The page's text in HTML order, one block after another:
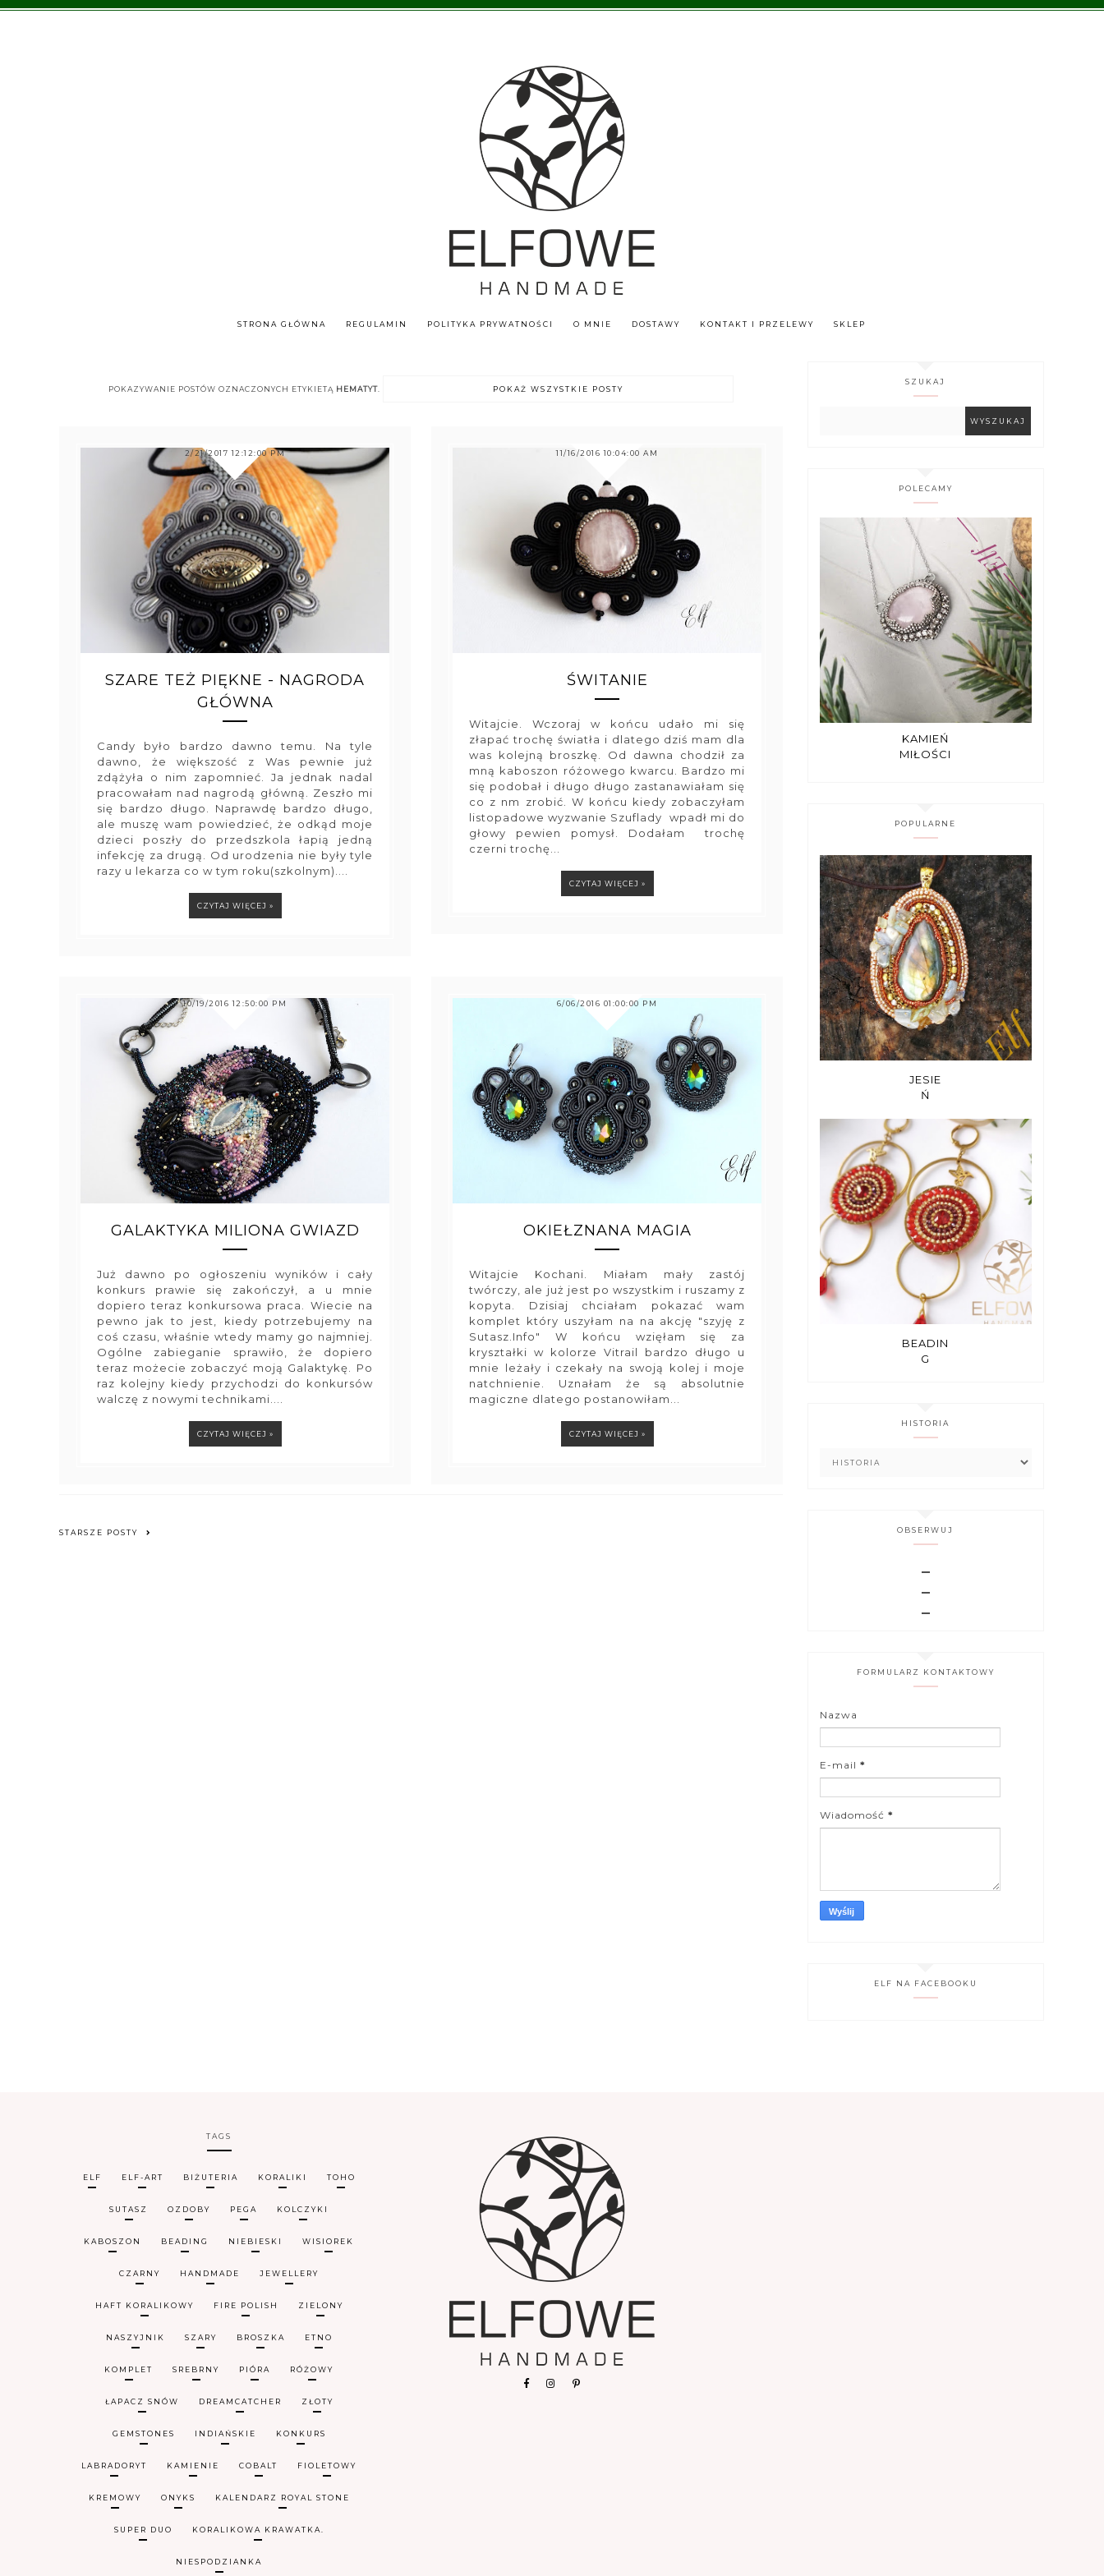
STRONA GŁÓWNA REGULAMIN POLITYKA PRYWATNOŚCI O MNIE DOSTAWY KONTAKT I PRZELEWY SKLEP
POKAZYWANIE POSTÓW OZNACZONYCH ETYKIETĄ HEMATYT. POKAŻ WSZYSTKIE POSTY
2/21/2017 12:12:00 PM
SZARE TEŻ PIĘKNE - NAGRODA
GŁÓWNA
Candy było bardzo dawno temu. Na tyle
dawno, że większość z Was pewnie już
zdążyła o nim zapomnieć. Ja jednak nadal
pracowałam nad nagrodą główną. Zeszło mi
się bardzo długo. Naprawdę bardzo długo,
ale muszę wam powiedzieć, że odkąd moje
dzieci poszły do przedszkola łapią jedną
infekcję za drugą. Od urodzenia nie były tyle
razy u lekarza co w tym roku(szkolnym)....
CZYTAJ WIĘCEJ »
11/16/2016 10:04:00 AM
ŚWITANIE
Witajcie. Wczoraj w końcu udało mi się
złapać trochę światła i dlatego dziś mam dla
was kolejną broszkę. Od dawna chodził za
mną kaboszon różowego kwarcu. Bardzo mi
się podobał i długo długo zastanawiałam się
co z nm zrobić. W końcu kiedy zobaczyłam
listopadowe wyzwanie Szuflady wpadł mi do
głowy pewien pomysł. Dodałam trochę
czerni trochę...
CZYTAJ WIĘCEJ »
10/19/2016 12:50:00 PM
GALAKTYKA MILIONA GWIAZD
Już dawno po ogłoszeniu wyników i cały
konkurs prawie się zakończył, a u mnie
dopiero teraz konkursowa praca. Wiecie na
pewno jak to jest, kiedy potrzebujemy na
coś czasu, właśnie wtedy mamy go najmniej.
Ogólne zabieganie sprawiło, że dopiero
teraz możecie zobaczyć moją Galaktykę. Po
raz kolejny kiedy przychodzi do konkursów
walczę z nowymi technikami....
CZYTAJ WIĘCEJ »
6/06/2016 01:00:00 PM
OKIEŁZNANA MAGIA
Witajcie Kochani. Miałam mały zastój
twórczy, ale już jest po wszystkim i ruszamy z
kopyta. Dzisiaj chciałam pokazać wam
komplet który uszyłam na na akcję "szyję z
Sutasz.Info" W końcu wzięłam się za
kryształki w kolorze Vitrail bardzo długo u
mnie leżały i czekały na swoją kolej i moje
natchnienie. Uznałam że są absolutnie
magiczne dlatego postanowiłam...
CZYTAJ WIĘCEJ »
STARSZE POSTY
SZUKAJ
POLECAMY
KAMIEŃ
MIŁOŚCI
POPULARNE
JESIE
Ń
BEADIN
G
HISTORIA
OBSERWUJ
FORMULARZ KONTAKTOWY
Nazwa
E-mail *
Wiadomość *
ELF NA FACEBOOKU
TAGS
ELF ELF-ART BIŻUTERIA KORALIKI TOHO
SUTASZ OZDOBY PEGA KOLCZYKI
KABOSZON BEADING NIEBIESKI WISIOREK
CZARNY HANDMADE JEWELLERY
HAFT KORALIKOWY FIRE POLISH ZIELONY
NASZYJNIK SZARY BROSZKA ETNO
KOMPLET SREBRNY PIÓRA RÓŻOWY
ŁAPACZ SNÓW DREAMCATCHER ZŁOTY
GEMSTONES INDIAŃSKIE KONKURS
LABRADORYT KAMIENIE COBALT FIOLETOWY
KREMOWY ONYKS KALENDARZ ROYAL STONE
SUPER DUO KORALIKOWA KRAWATKA.
NIESPODZIANKA